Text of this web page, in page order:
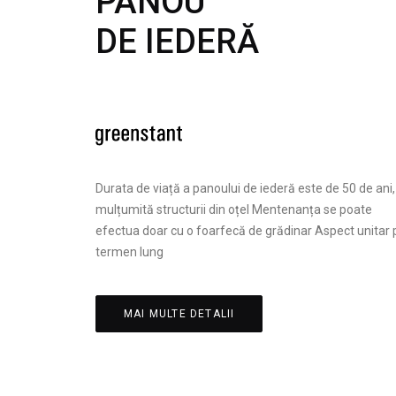
DE IEDERĂ
Durata de viață a panoului de iederă este de 50 de ani,
mulțumită structurii din oțel Mentenanța se poate
efectua doar cu o foarfecă de grădinar Aspect unitar
termen lung
MAI MULTE DETALII